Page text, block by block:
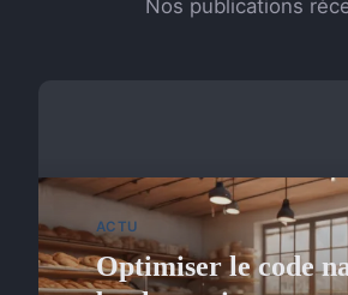
Nos publications
ACTU
Optimiser le code